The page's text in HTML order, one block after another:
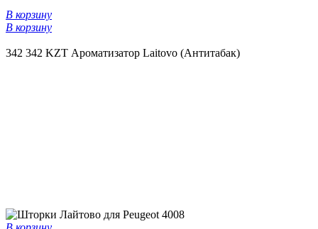
В корзину
В корзину
342 342 KZT Ароматизатор Laitovo (Антитабак)